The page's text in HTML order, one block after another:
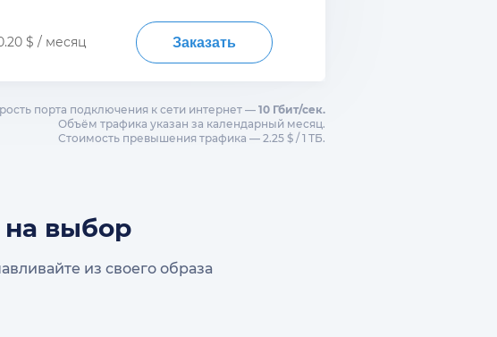
$ / месяц Заказать
порта подключения к сети интернет —10 Гбит/сек.
Объём трафика указан за календарный месяц.
Стоимость превышения трафика — 2.25 $ / 1 ТБ.
выбор
из своего образа